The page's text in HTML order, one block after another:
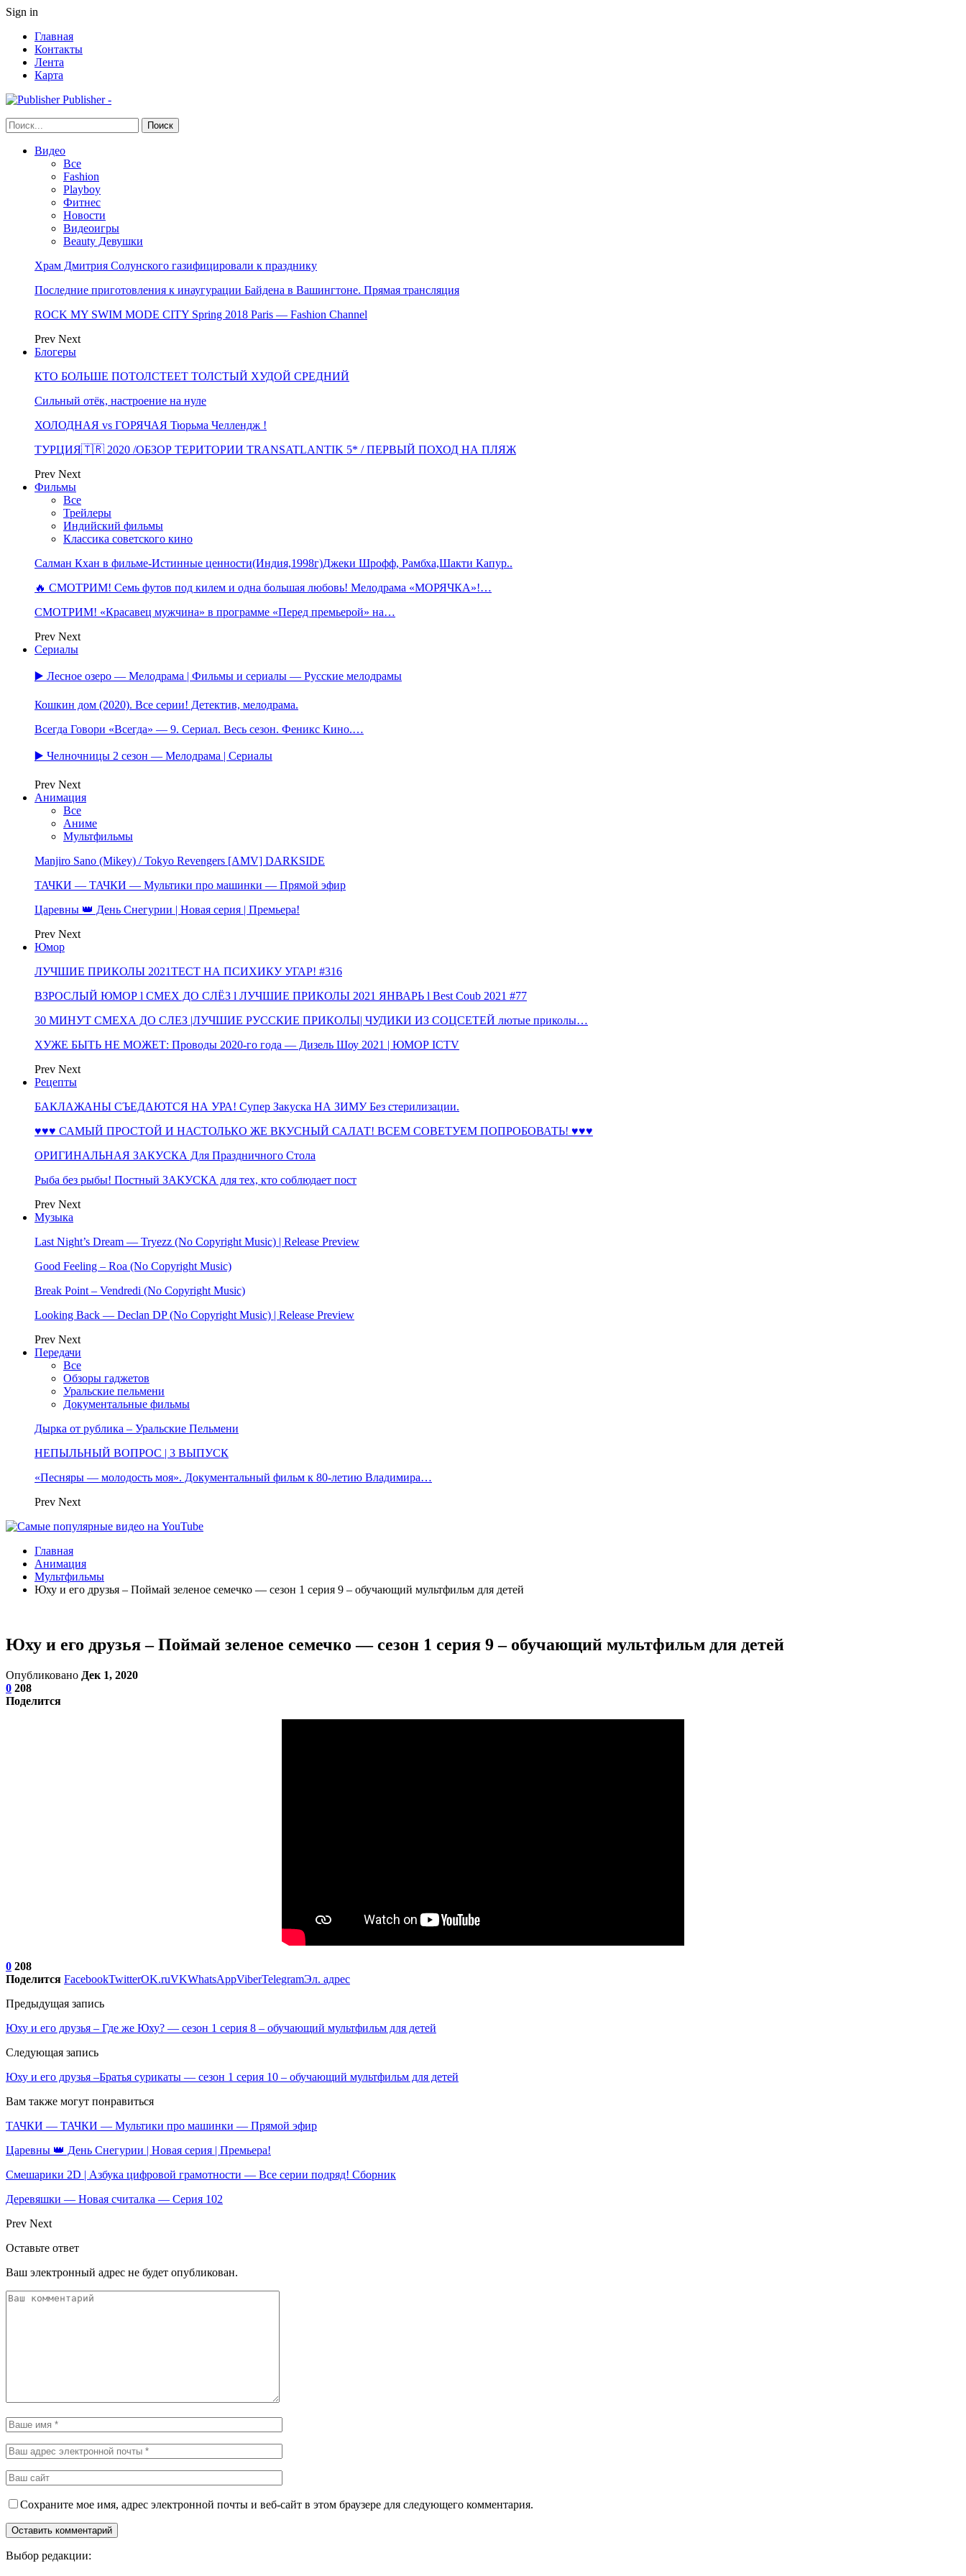
Sign in
Главная
Контакты
Лента
Карта
Publisher -
Видео
Все
Fashion
Playboy
Фитнес
Новости
Видеоигры
Beauty Девушки
Храм Дмитрия Солунского газифицировали к празднику
Последние приготовления к инаугурации Байдена в Вашингтоне. Прямая трансляция
ROCK MY SWIM MODE CITY Spring 2018 Paris — Fashion Channel
Prev Next
Блогеры
КТО БОЛЬШЕ ПОТОЛСТЕЕТ ТОЛСТЫЙ ХУДОЙ СРЕДНИЙ
Сильный отёк, настроение на нуле
ХОЛОДНАЯ vs ГОРЯЧАЯ Тюрьма Челлендж !
ТУРЦИЯ🇹🇷 2020 /ОБЗОР ТЕРИТОРИИ TRANSATLANTIK 5* / ПЕРВЫЙ ПОХОД НА ПЛЯЖ
Prev Next
Фильмы
Все
Трейлеры
Индийский фильмы
Классика советского кино
Салман Кхан в фильме-Истинные ценности(Индия,1998г)Джеки Шрофф, Рамбха,Шакти Капур..
🔥 СМОТРИМ! Семь футов под килем и одна большая любовь! Мелодрама «МОРЯЧКА»!…
СМОТРИМ! «Красавец мужчина» в программе «Перед премьерой» на…
Prev Next
Сериалы
▶️ Лесное озеро — Мелодрама | Фильмы и сериалы — Русские мелодрамы
Кошкин дом (2020). Все серии! Детектив, мелодрама.
Всегда Говори «Всегда» — 9. Сериал. Весь сезон. Феникс Кино.…
▶️ Челночницы 2 сезон — Мелодрама | Сериалы
Prev Next
Анимация
Все
Аниме
Мультфильмы
Manjiro Sano (Mikey) / Tokyo Revengers [AMV] DARKSIDE
ТАЧКИ — ТАЧКИ — Мультики про машинки — Прямой эфир
Царевны 👑 День Снегурии | Новая серия | Премьера!
Prev Next
Юмор
ЛУЧШИЕ ПРИКОЛЫ 2021ТЕСТ НА ПСИХИКУ УГАР! #316
ВЗРОСЛЫЙ ЮМОР l СМЕХ ДО СЛЁЗ l ЛУЧШИЕ ПРИКОЛЫ 2021 ЯНВАРЬ l Best Coub 2021 #77
30 МИНУТ СМЕХА ДО СЛЕЗ |ЛУЧШИЕ РУССКИЕ ПРИКОЛЫ| ЧУДИКИ ИЗ СОЦСЕТЕЙ лютые приколы…
ХУЖЕ БЫТЬ НЕ МОЖЕТ: Проводы 2020-го года — Дизель Шоу 2021 | ЮМОР ICTV
Prev Next
Рецепты
БАКЛАЖАНЫ СЪЕДАЮТСЯ НА УРА! Супер Закуска НА ЗИМУ Без стерилизации.
♥♥♥ САМЫЙ ПРОСТОЙ И НАСТОЛЬКО ЖЕ ВКУСНЫЙ САЛАТ! ВСЕМ СОВЕТУЕМ ПОПРОБОВАТЬ! ♥♥♥
ОРИГИНАЛЬНАЯ ЗАКУСКА Для Праздничного Стола
Рыба без рыбы! Постный ЗАКУСКА для тех, кто соблюдает пост
Prev Next
Музыка
Last Night’s Dream — Tryezz (No Copyright Music) | Release Preview
Good Feeling – Roa (No Copyright Music)
Break Point – Vendredi (No Copyright Music)
Looking Back — Declan DP (No Copyright Music) | Release Preview
Prev Next
Передачи
Все
Обзоры гаджетов
Уральские пельмени
Документальные фильмы
Дырка от рублика – Уральские Пельмени
НЕПЫЛЬНЫЙ ВОПРОС | 3 ВЫПУСК
«Песняры — молодость моя». Документальный фильм к 80-летию Владимира…
Prev Next
Главная
Анимация
Мультфильмы
Юху и его друзья – Поймай зеленое семечко — сезон 1 серия 9 – обучающий мультфильм для детей
Юху и его друзья – Поймай зеленое семечко — сезон 1 серия 9 – обучающий мультфильм для детей
Опубликовано Дек 1, 2020
0 208
Поделится
0 208
Поделится FacebookTwitterOK.ruVKWhatsAppViberTelegramЭл. адрес
Предыдущая запись
Юху и его друзья – Где же Юху? — сезон 1 серия 8 – обучающий мультфильм для детей
Следующая запись
Юху и его друзья –Братья сурикаты — сезон 1 серия 10 – обучающий мультфильм для детей
Вам также могут понравиться
ТАЧКИ — ТАЧКИ — Мультики про машинки — Прямой эфир
Царевны 👑 День Снегурии | Новая серия | Премьера!
Смешарики 2D | Азбука цифровой грамотности — Все серии подряд! Сборник
Деревяшки — Новая считалка — Серия 102
Prev Next
Оставьте ответ
Ваш электронный адрес не будет опубликован.
Сохраните мое имя, адрес электронной почты и веб-сайт в этом браузере для следующего комментария.
Выбор редакции: